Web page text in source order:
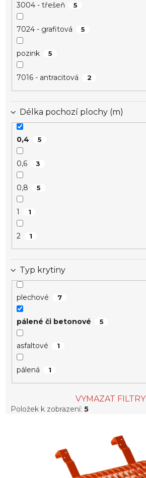
3004 - třešeň 5
7024 - grafitová 5
pozink 5
7016 - antracitová 2
Délka pochozí plochy (m)
0,4 5
0,6 3
0,8 5
1 1
2 1
Typ krytiny
plechové 7
pálené či betonové 5
asfaltové 1
pálená 1
VYMAZAT FILTRY
Položek k zobrazení:5